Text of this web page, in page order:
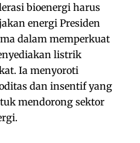
bioenergi harus
energi Presiden
dalam memperkuat
listrik
Ia menyoroti
dan insentif yang
mendorong sektor